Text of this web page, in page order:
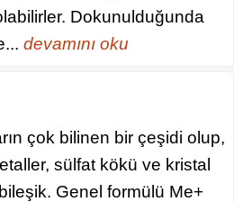
Dokunulduğunda
devamını oku
çok bilinen bir çeşidi olup,
sülfat kökü ve kristal
Genel formülü Me+